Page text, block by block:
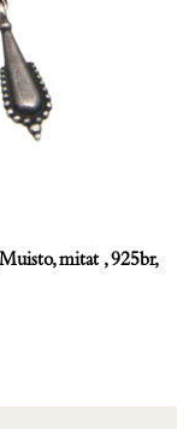
mitat , 925br,